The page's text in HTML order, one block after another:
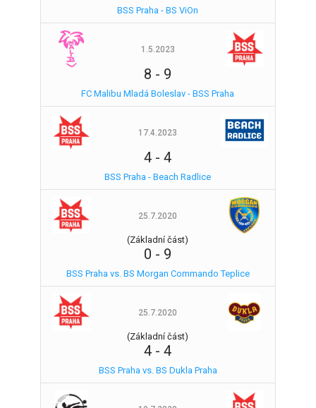
BSS Praha - BS ViOn
1.5.2023
8 - 9
FC Malibu Mladá Boleslav - BSS Praha
17.4.2023
4 -4
BSS Praha - Beach Radlice
25.7.2020
(Základní část)
0 - 9
BSS Praha vs. BS Morgan Commando Teplice
25.7.2020
(Základní část)
4 -4
BSS Praha vs. BS Dukla Praha